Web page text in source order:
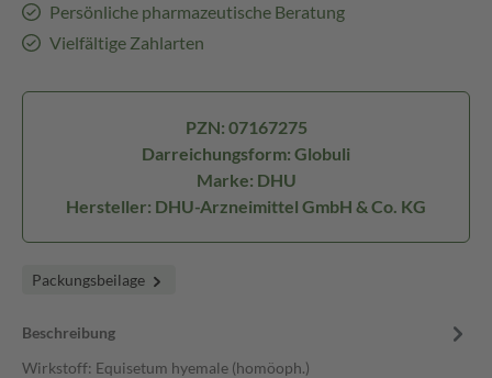
Persönliche pharmazeutische Beratung
Vielfältige Zahlarten
PZN: 07167275
Darreichungsform: Globuli
Marke: DHU
Hersteller: DHU-Arzneimittel GmbH & Co. KG
Packungsbeilage
Beschreibung
Wirkstoff: Equisetum hyemale (homöoph.)